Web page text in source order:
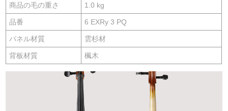
商品の毛の重さ 1.0 kg
品番 6 EXRy 3 PQ
パネル材質 雲杉材
背板材質 楓木